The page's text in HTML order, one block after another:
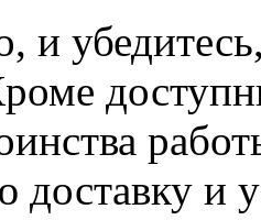
и
доставку и